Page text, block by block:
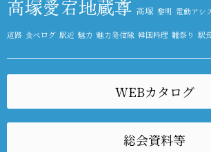
高塚愛宕地蔵尊 高塚 黎明 電動アシ
道路 食べログ 駅近 魅力 魅力発信隊 韓国料理 雛祭り 駅
WEBカタログ
総会資料等